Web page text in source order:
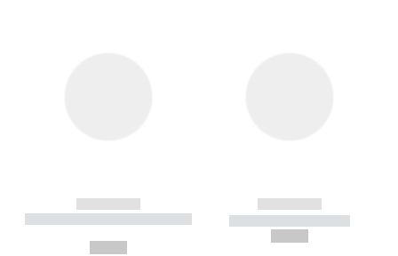
------------
----------- ----------- --------
------------
----------- -----------